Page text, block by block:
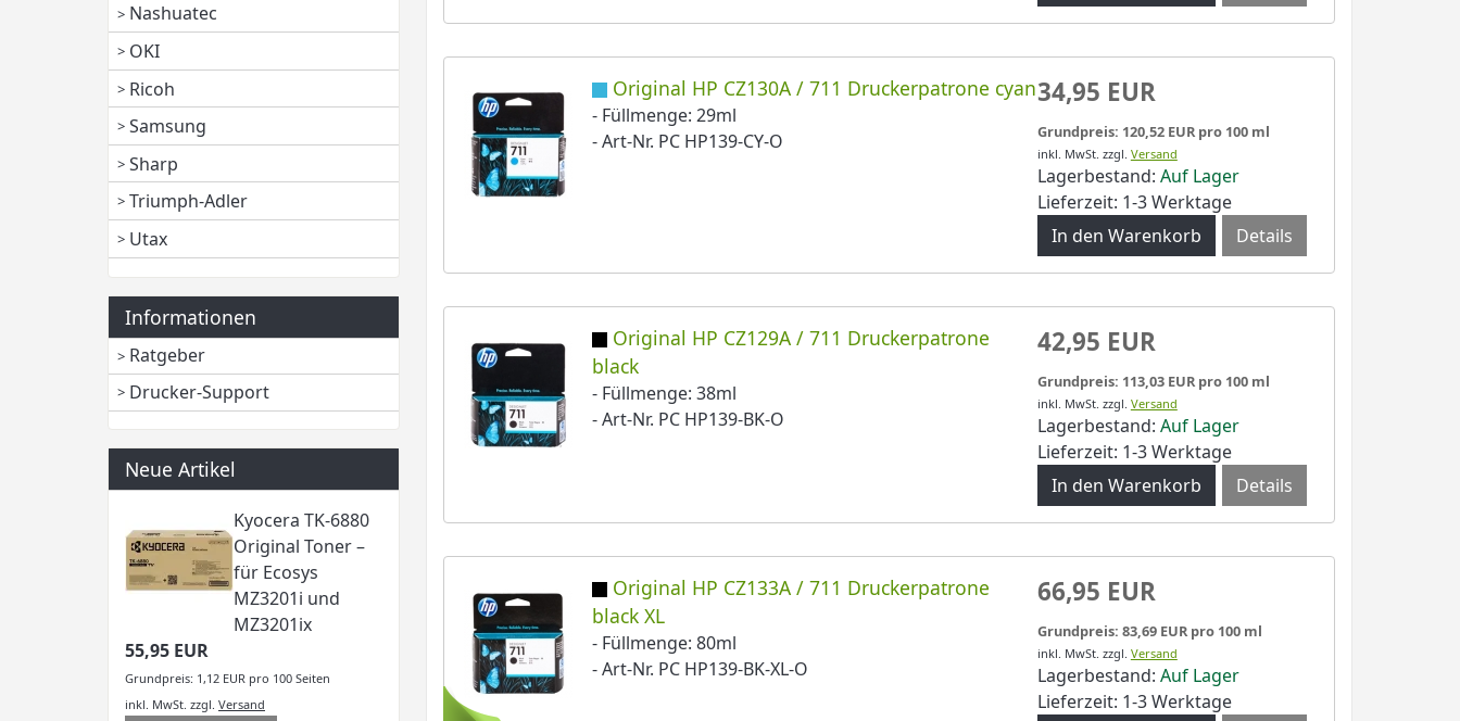
Nashuatec
OKI
Ricoh
Samsung
Sharp
Triumph-Adler
Utax
Informationen
Ratgeber
Drucker-Support
Neue Artikel
Kyocera TK-6880
Original Toner –
für Ecosys
MZ3201i und
MZ3201ix
55,95 EUR
Grundpreis: 1,12 EUR pro 100 Seiten
inkl. MwSt. zzgl. Versand
Original HP CZ130A / 711 Druckerpatrone cyan
- Füllmenge: 29ml
- Art-Nr. PC HP139-CY-O
34,95 EUR
Grundpreis: 120,52 EUR pro 100 ml
inkl. MwSt. zzgl. Versand
Lagerbestand: Auf Lager
Lieferzeit: 1-3 Werktage
Details
Original HP CZ129A / 711 Druckerpatrone
black
- Füllmenge: 38ml
- Art-Nr. PC HP139-BK-O
42,95 EUR
Grundpreis: 113,03 EUR pro 100 ml
inkl. MwSt. zzgl. Versand
Lagerbestand: Auf Lager
Lieferzeit: 1-3 Werktage
Details
Original HP CZ133A / 711 Druckerpatrone
black XL
- Füllmenge: 80ml
- Art-Nr. PC HP139-BK-XL-O
66,95 EUR
Grundpreis: 83,69 EUR pro 100 ml
inkl. MwSt. zzgl. Versand
Lagerbestand: Auf Lager
Lieferzeit: 1-3 Werktage